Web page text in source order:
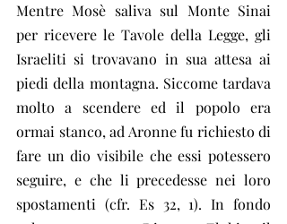
Mentre Mosè saliva sul Monte Sinai
per ricevere le Tavole della Legge, gli
Israeliti si trovavano in sua attesa ai
piedi della montagna. Siccome tardava
molto a scendere ed il popolo era
ormai stanco, ad Aronne fu richiesto di
fare un dio visibile che essi potessero
seguire, e che li precedesse nei loro
spostamenti (cfr. Es 32, 1). In fondo